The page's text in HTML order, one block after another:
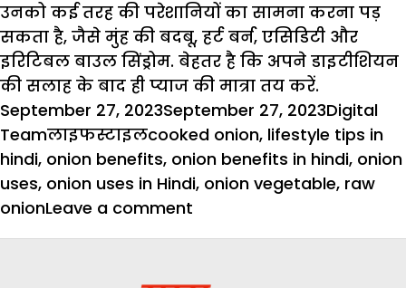
उनको कई तरह की परेशानियों का सामना करना पड़
सकता है, जैसे मुंह की बदबू, हर्ट बर्न, एसिडिटी और
इरिटिबल बाउल सिंड्रोम. बेहतर है कि अपने डाइटीशियन
की सलाह के बाद ही प्याज की मात्रा तय करें.
Posted
on
September 27, 2023September 27, 2023Author
Digital
TeamCategories
लाइफस्टाइलTags
cooked onion, lifestyle tips in
hindi, onion benefits, onion benefits in hindi, onion
uses, onion uses in Hindi, onion vegetable, raw
onionLeave a comment
का